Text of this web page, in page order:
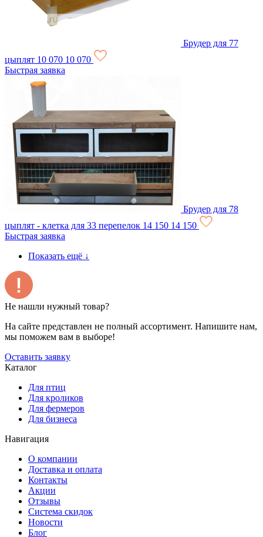
Брудер для 77
цыплят 10 070 10 070
Быстрая заявка
Брудер для 78
цыплят - клетка для 33 перепелок 14 150 14 150
Быстрая заявка
Показать ещё ↓
Не нашли нужный товар?
На сайте представлен не полный ассортимент. Напишите нам,
мы поможем вам в выборе!
Оставить заявку
Каталог
Для птиц
Для кроликов
Для фермеров
Для бизнеса
Навигация
О компании
Доставка и оплата
Контакты
Акции
Отзывы
Система скидок
Новости
Блог